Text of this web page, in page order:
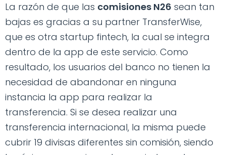
La razón de que las comisiones N26 sean tan
bajas es gracias a su partner TransferWise,
que es otra startup fintech, la cual se integra
dentro de la app de este servicio. Como
resultado, los usuarios del banco no tienen la
necesidad de abandonar en ninguna
instancia la app para realizar la
transferencia. Si se desea realizar una
transferencia internacional, la misma puede
cubrir 19 divisas diferentes sin comisión, siendo